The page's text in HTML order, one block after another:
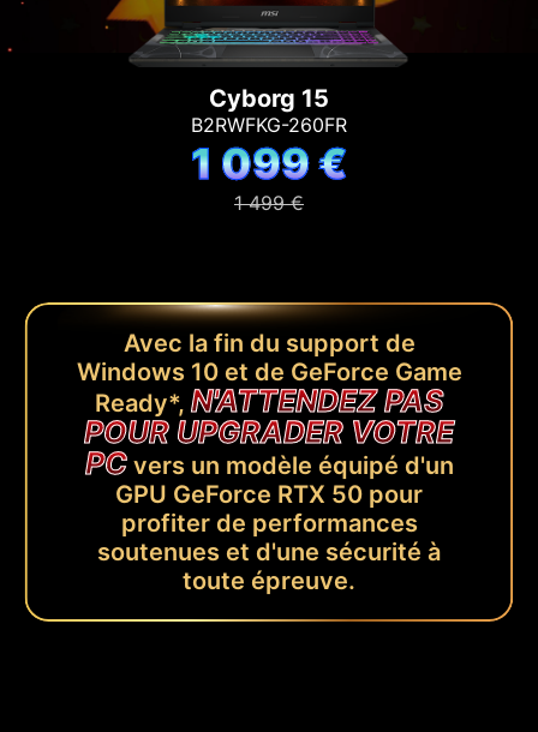
Cyborg 15
B2RWFKG-260FR
1 099 €
1 499 €
Avec la fin du support de
Windows 10 et de GeForce Game
Ready*, N'ATTENDEZ PAS
POUR UPGRADER VOTRE
PCvers un modèle équipé d'un
GPU GeForce RTX 50 pour
profiter de performances
soutenues et d'une sécurité à
toute épreuve.